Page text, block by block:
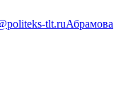
tlt.ruАбрамова